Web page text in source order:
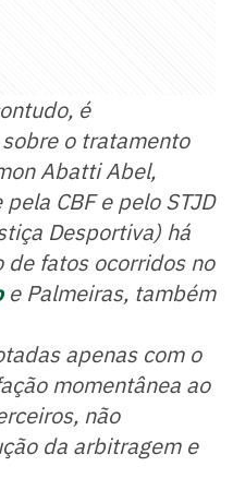
é
o tratamento
Abatti Abel,
CBF e pelo STJD
Desportiva) há
de fatos ocorridos no
e Palmeiras, também
apenas com o
momentânea ao
não
da arbitragem e